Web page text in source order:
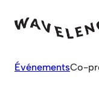
ÉvénementsCo-